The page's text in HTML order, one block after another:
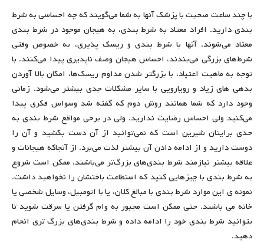
با چند ساعت صحبت با پزشک آنها به شما می‌گویند که چه احساسی به شرط
بندی دارید. افراد معتاد به شرط بندی، به هیجان موجود در شرط بندی
معتاد می‌شوند. آنها با شرط بندی و ریسک پذیری، به خصوص وقتی
شرط‌های بزرگی می‌بندند، احساس هیجان وصف ناپذیری پیدا می‌کنند. با
توجه به ماهیت اعتیاد، با بزرگتر شدن مداوم ریسک‌ها، امکان بالا آوردن
بدهی های زیاد و رویارویی با سایر مشکلات جدی بیشتر می‌شود. زمانی
وجود دارد که شما همانند روش دوم که گفته شد وسواس فکری پیدا
می‌کنید ولی احساس رضایت ندارید. ولی در برخی مواقع شرط بندی به
حدی برایتان شیرین است که نمی‌توانید از آن دست بکشید و آن را
دوست دارید و از ادامه دادن آن بیشتر لذت می‌برد. از آنجاکه هیجانات و
علاقه بیشتر نیازمند شرط بندی‌های بزرگ‌تر می‌باشند، ممکن است شروع
به شرط بندی با چیزهایی کنید که استطاعت باختشان را نخواهید داشت.
نمونه ی این موارد شرط بندی با مبالغ کلان، یا با اتومبیل، وسایل شخصی یا
خانه می باشند. حتی ممکن است مجبور به وام گرفتن یا سرقت شوید تا
بتوانید شرط بندی خود را ادامه داده و شرط بندی‌های بزرگ تری انجام
دهید.